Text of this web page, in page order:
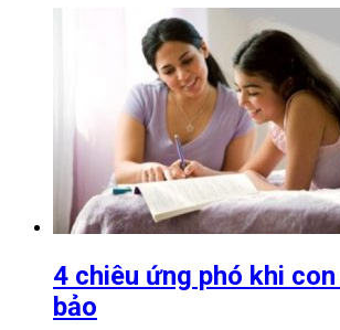
4 chiêu ứng phó khi
bảo